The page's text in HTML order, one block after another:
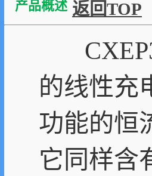
产品概述 返回TOP
的线性充
功能的恒
它同样含